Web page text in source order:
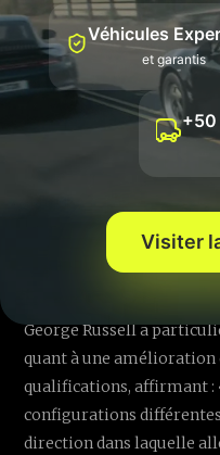
un potentiel
lié à une modification
avant, alors queMercedes
retrait sur les longues
qui avait été observé à
Envie de vivre votre
une McLaren 720S au
attractives en leasing
Joinsteer
, franchir le
George Russell a
quant à une amélioration
qualifications, affirmant :
configurations
direction dans laquelle
Véhicules
et garantis
Visiter